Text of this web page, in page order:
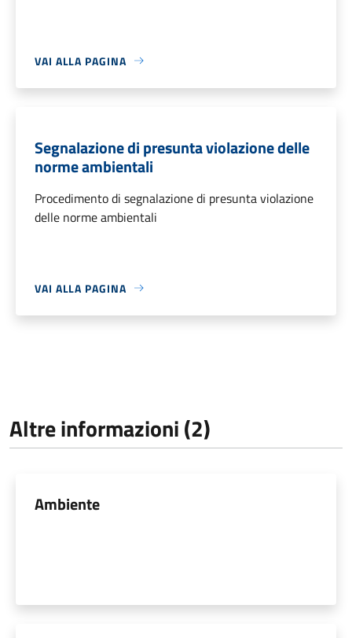
VAI ALLA PAGINA
Segnalazione di presunta violazione delle
norme ambientali
Procedimento di segnalazione di presunta violazione
delle norme ambientali
VAI ALLA PAGINA
Altre informazioni (2)
Ambiente